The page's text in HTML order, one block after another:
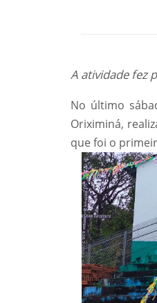
A atividade fez
No último
Oriximiná,
que foi o